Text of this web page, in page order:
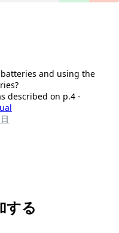
and using the
described on p.4 -
する